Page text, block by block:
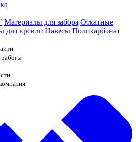
Материалы для забора Откатные
для кровли Навесы Поликарбонат